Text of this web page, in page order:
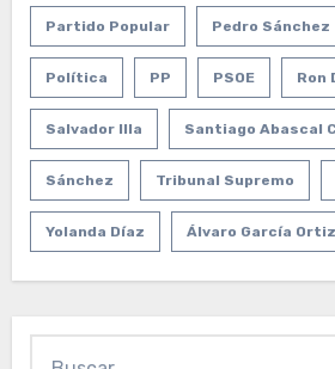
Partido Popular Pedro Sánchez
Política PP PSOE Ron
Salvador Illa Santiago Abascal
Sánchez Tribunal Supremo
Yolanda Díaz Álvaro García Ortiz